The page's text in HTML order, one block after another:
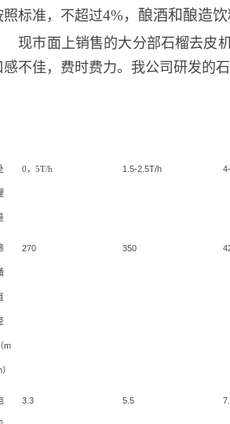
照标准，不超过4%， 酿酒和酿造
市面上销售的大分部石榴去皮机
感不佳，费时费力。我公司研发的
0，5T/h 1.5-2.5T/h
（m
）
270 350
3.3 5.5